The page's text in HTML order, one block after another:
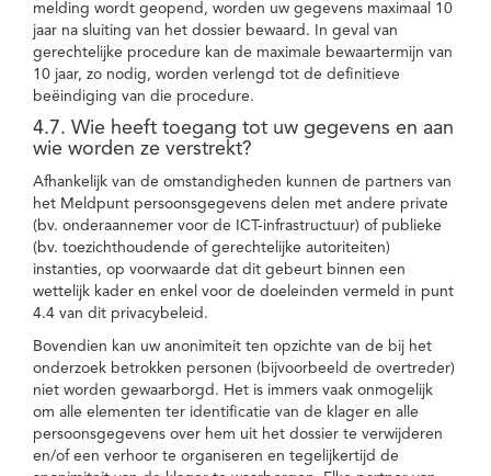
melding wordt geopend, worden uw gegevens maximaal 10
jaar na sluiting van het dossier bewaard. In geval van
gerechtelijke procedure kan de maximale bewaartermijn van
10 jaar, zo nodig, worden verlengd tot de definitieve
beëindiging van die procedure.
4.7. Wie heeft toegang tot uw gegevens en aan
wie worden ze verstrekt?
Afhankelijk van de omstandigheden kunnen de partners van
het Meldpunt persoonsgegevens delen met andere private
(bv. onderaannemer voor de ICT-infrastructuur) of publieke
(bv. toezichthoudende of gerechtelijke autoriteiten)
instanties, op voorwaarde dat dit gebeurt binnen een
wettelijk kader en enkel voor de doeleinden vermeld in punt
4.4 van dit privacybeleid.
Bovendien kan uw anonimiteit ten opzichte van de bij het
onderzoek betrokken personen (bijvoorbeeld de overtreder)
niet worden gewaarborgd. Het is immers vaak onmogelijk
om alle elementen ter identificatie van de klager en alle
persoonsgegevens over hem uit het dossier te verwijderen
en/of een verhoor te organiseren en tegelijkertijd de